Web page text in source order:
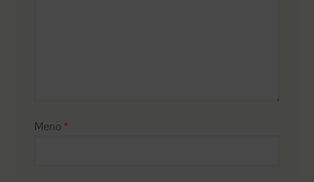
Meno *